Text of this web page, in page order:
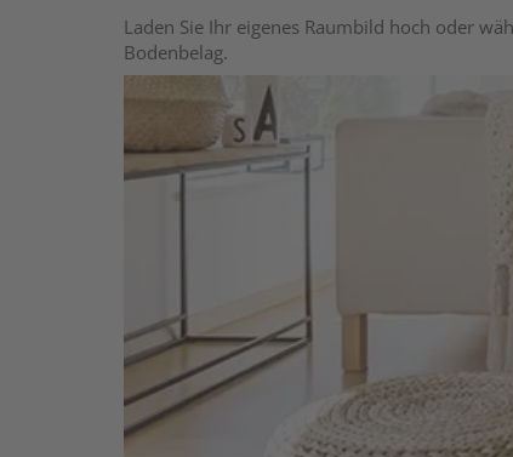
Laden Sie Ihr eigenes Raumbild hoch oder
Bodenbelag.